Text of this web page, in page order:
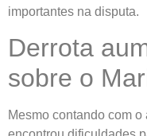
importantes na disputa.
Derrota
sobre o
Mesmo contando com